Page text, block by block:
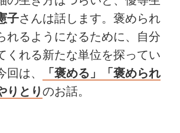
子さんは話します。褒められ
れるようになるために、自分
くれる新たな単位を探ってい
回は、
「褒める」「褒められ
りとりのお話。